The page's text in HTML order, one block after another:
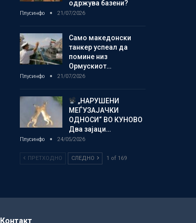
одржува базени?
Плусинфо 21/07/2026
Само македонски
танкер успеал да
помине низ
Ормускиот…
Плусинфо 21/07/2026
„НАРУШЕНИ
МЕЃУЗАЈАЧКИ
ОДНОСИ“ ВО КУНОВО
Два зајаци…
Плусинфо 24/05/2026
ПРЕТХОДНО СЛЕДНО 1 of 169
Контакт